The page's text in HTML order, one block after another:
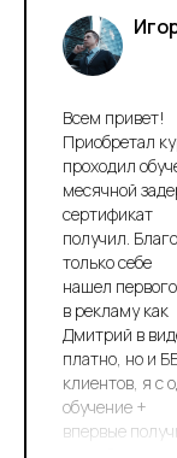
Всем привет!
Приобретал
проходил
месячной
сертификат
получил.
только себе
нашел
в рекламу как
Дмитрий в
платно, но и
клиентов, я с
обучение +
впервые